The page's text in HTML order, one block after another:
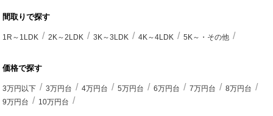
間取りで探す
1R～1LDK 2K～2LDK 3K～3LDK 4K～4LDK 5K～・その他
価格で探す
3万円以下 3万円台 4万円台 5万円台 6万円台 7万円台
8万円台
9万円台
10万円台